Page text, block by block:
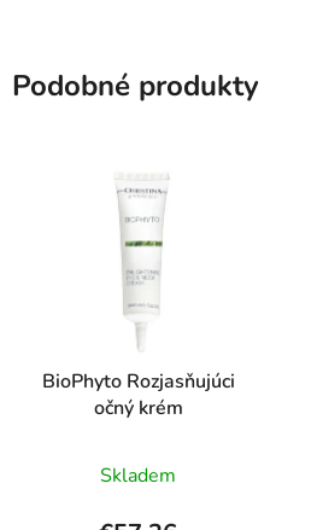
Podobné produkty
BioPhyto Rozjasňujúci
očný krém
hodnotenie
produktu
Skladem